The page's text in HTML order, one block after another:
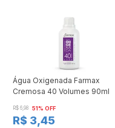
Água Oxigenada Farmax
Cremosa 40 Volumes 90ml
R$ 6,98 51% OFF
R$ 3,45